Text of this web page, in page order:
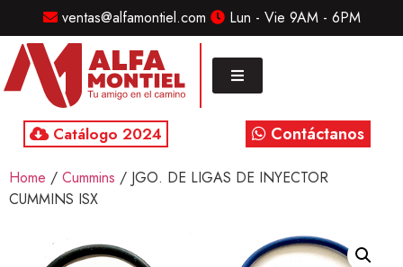
ventas@alfamontiel.com Lun - Vie 9AM - 6PM
Catálogo 2024 Contáctanos
MENU
Home
Marcas
Refaccionarias
Diesel
Home / Cummins / JGO. DE LIGAS DE INYECTOR
CUMMINS ISX